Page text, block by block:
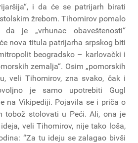
i da će se patrijarh birati
žrebom. Tihomirov pomalo
da je „vrhunac obaveštenosti“
nova titula patrijarha srpskog biti
beogradsko – karlovački i
zemalja“. Osim „pomorskih
veli Tihomirov, zna svako, čak i
je samo upotrebiti Gugl
na Vikipediji. Pojavila se i priča o
tobož stolovati u Peći. Ali, ona je
veli Tihomirov, nije tako loša,
“Za tu ideju se zalagao bivši